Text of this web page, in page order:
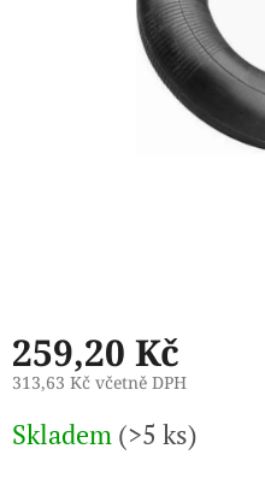
259,20 Kč
313,63 Kč včetně DPH
cena:
Skladem (>5 ks)